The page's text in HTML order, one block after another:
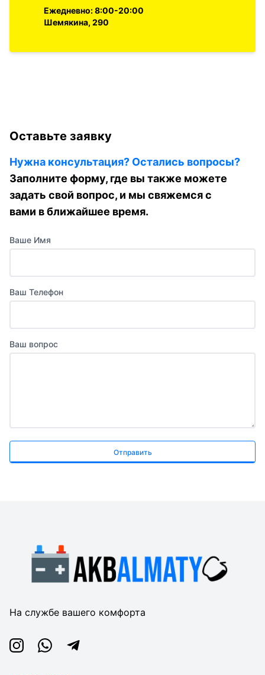
Ежедневно: 8:00-20:00
Шемякина, 290
Оставьте заявку
Нужна консультация? Остались вопросы?
Заполните форму, где вы также можете
задать свой вопрос, и мы свяжемся с
вами в ближайшее время.
Ваше Имя
Ваш Телефон
Ваш вопрос
Отправить
На службе вашего комфорта
InstagramWhatsappTelegram